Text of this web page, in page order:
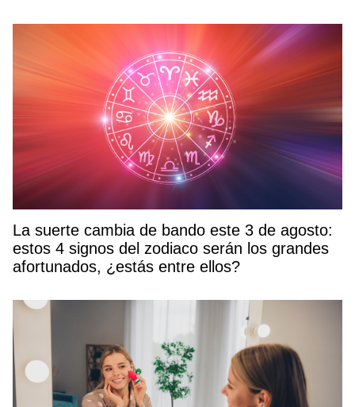
La suerte cambia de bando este 3 de agosto:
estos 4 signos del zodiaco serán los grandes
afortunados, ¿estás entre ellos?